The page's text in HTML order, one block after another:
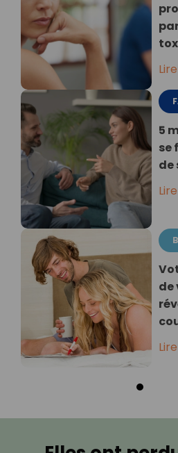
5
se
de
de